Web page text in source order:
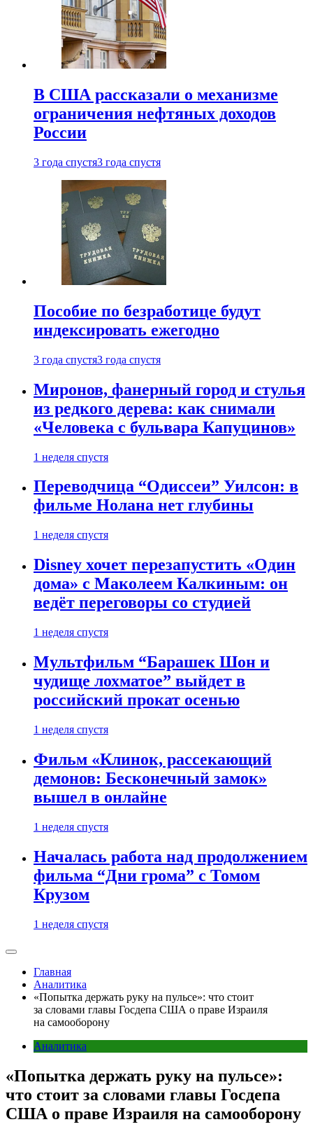
В США рассказали о механизме
ограничения нефтяных доходов
России
3 года спустя3 года спустя
Пособие по безработице будут
индексировать ежегодно
3 года спустя3 года спустя
Миронов, фанерный город и стулья
из редкого дерева: как снимали
«Человека с бульвара Капуцинов»
1 неделя спустя
Переводчица “Одиссеи” Уилсон: в
фильме Нолана нет глубины
1 неделя спустя
Disney хочет перезапустить «Один
дома» с Маколеем Калкиным: он
ведёт переговоры со студией
1 неделя спустя
Мультфильм “Барашек Шон и
чудище лохматое” выйдет в
российский прокат осенью
1 неделя спустя
Фильм «Клинок, рассекающий
демонов: Бесконечный замок»
вышел в онлайне
1 неделя спустя
Началась работа над продолжением
фильма “Дни грома” с Томом
Крузом
1 неделя спустя
Главная
Аналитика
«Попытка держать руку на пульсе»: что стоит
за словами главы Госдепа США о праве Израиля
на самооборону
Аналитика
«Попытка держать руку на пульсе»:
что стоит за словами главы Госдепа
США о праве Израиля на самооборону